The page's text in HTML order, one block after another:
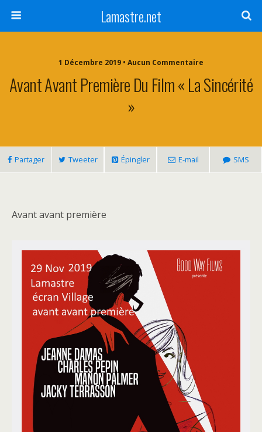
Lamastre.net
1 Décembre 2019 • Aucun Commentaire
Avant Avant Première Du Film « La Sincérité
»
Partager Tweeter Épingler E-mail SMS
Avant avant première